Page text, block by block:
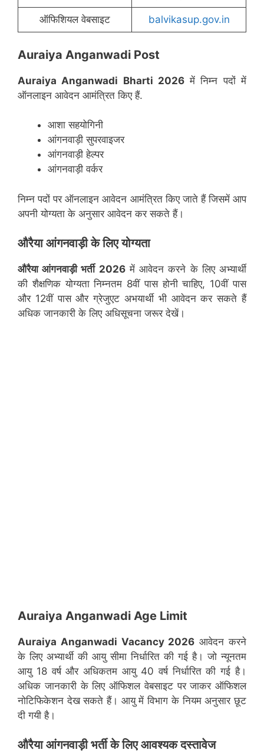
ऑफिशियल वेबसाइट balvikasup.gov.in
Auraiya Anganwadi Post
Auraiya Anganwadi Bharti 2026में निम्न पदों में
ऑनलाइन आवेदन आमंत्रित किए हैं.
आशा सहयोगिनी
आंगनवाड़ी सुपरवाइजर
आंगनवाड़ी हेल्पर
आंगनवाड़ी वर्कर
निम्न पदों पर ऑनलाइन आवेदन आमंत्रित किए जाते हैं जिसमें आप
अपनी योग्यता के अनुसार आवेदन कर सकते हैं।
औरैयाआंगनवाड़ी के लिए योग्यता
औरैयाआंगनवाड़ी भर्ती 2026में आवेदन करने के लिए अभ्यार्थी
की शैक्षणिक योग्यता निम्नतम 8वीं पास होनी चाहिए, 10वीं पास
और 12वीं पास और ग्रेजुएट अभयार्थी भी आवेदन कर सकते हैं
अधिक जानकारी के लिए अधिसूचना जरूर देखें।
Auraiya Anganwadi Age Limit
Auraiya Anganwadi Vacancy 2026 आवेदन करने
के लिए अभ्यार्थी की आयु सीमा निर्धारित की गई है। जो न्यूनतम
आयु 18 वर्ष और अधिकतम आयु 40 वर्ष निर्धारित की गई है।
अधिक जानकारी के लिए ऑफिशल वेबसाइट पर जाकर ऑफिशल
नोटिफिकेशन देख सकते हैं। आयु में विभाग के नियम अनुसार छूट
दी गयी है।
औरैयाआंगनवाड़ी भर्ती के लिए आवश्यक दस्तावेज